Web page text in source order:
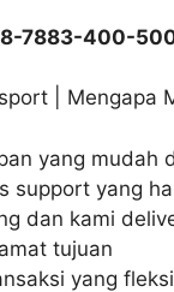
7883-400-
| Mengapa
yang mudah
support yang
dan kami
tujuan
yang